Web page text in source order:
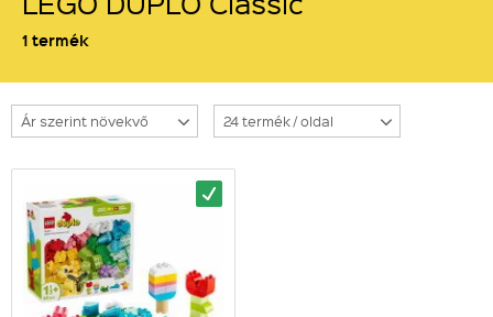
1 termék
Ár szerint növekvő 24 termék / oldal